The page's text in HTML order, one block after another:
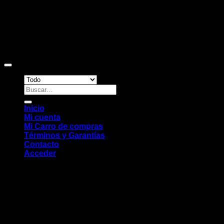
Buscar
por:
Inicio
Mi cuenta
Mi Carro de compras
Términos y Garantías
Contacto
Acceder